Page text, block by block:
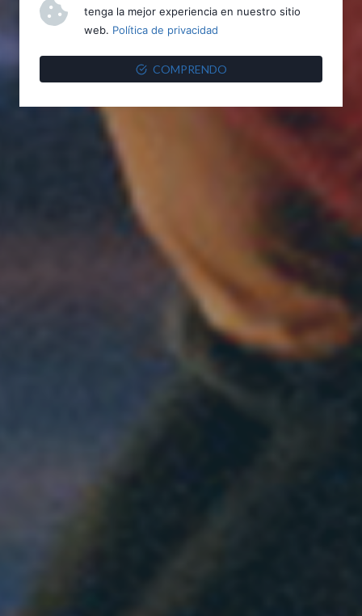
tenga la mejor experiencia en nuestro sitio
web. Política de privacidad
COMPRENDO